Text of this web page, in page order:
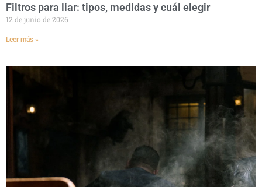
Filtros para liar: tipos, medidas y cuál elegir
12 de junio de 2026
Leer más »